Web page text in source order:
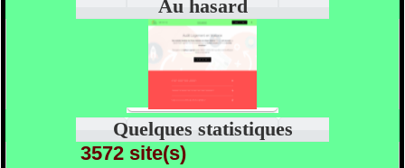
Au hasard
Quelques statistiques
3572 site(s)